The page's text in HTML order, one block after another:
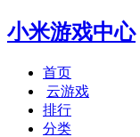
小米游戏中心
首页
云游戏
排行
分类